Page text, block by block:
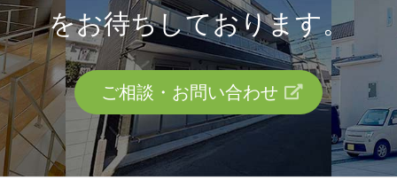
をお待ちしております。
ご相談・お問い合わせ